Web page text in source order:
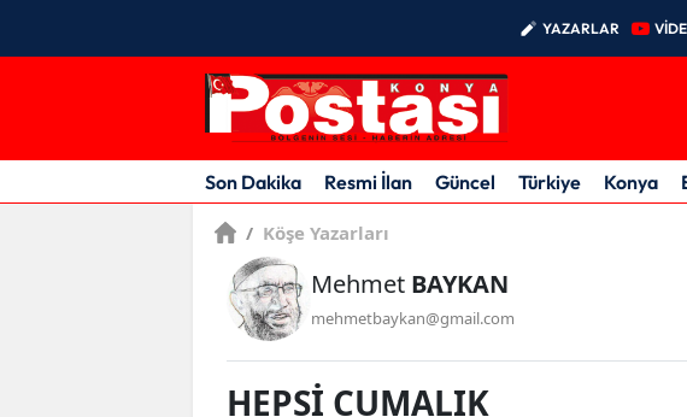
YAZARLAR
Son Dakika Resmi İlan Güncel Türkiye Konya
/ Köşe Yazarları
Mehmet BAYKAN
mehmetbaykan@gmail.com
HEPSİ CUMALIK